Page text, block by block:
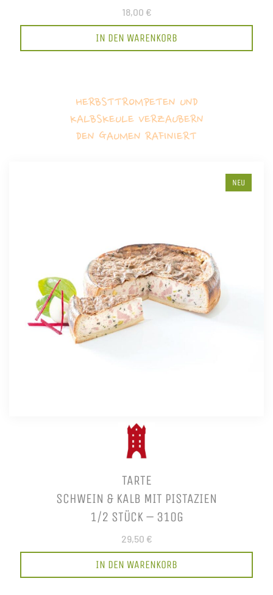
18,00 €
IN DEN WARENKORB
HERBSTTROMPETEN UND
KALBSKEULE VERZAUBERN
DEN GAUMEN RAFINIERT
NEU
TARTE
SCHWEIN & KALB MIT PISTAZIEN
1/2 STÜCK – 310G
29,50 €
IN DEN WARENKORB